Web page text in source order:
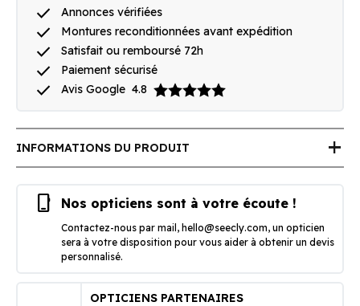
done Annonces vérifiées
done Montures reconditionnées avant expédition
done Satisfait ou remboursé 72h
done Paiement sécurisé
done Avis Google 4.8
INFORMATIONS DU PRODUIT add
phone_iphone Nos opticiens sont à votre écoute !
Contactez-nous par mail, hello@seecly.com, un opticien
sera à votre disposition pour vous aider à obtenir un devis
personnalisé.
OPTICIENS PARTENAIRES